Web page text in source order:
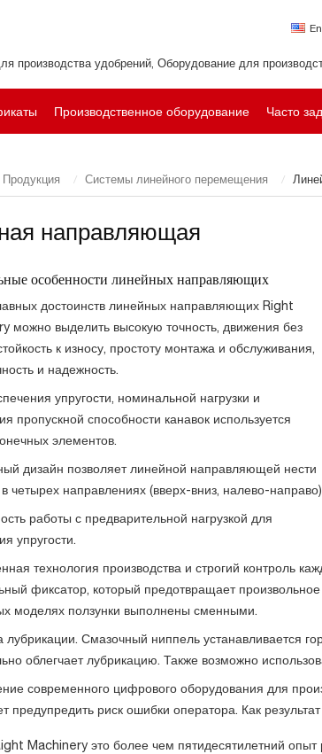
производства удобрений, Оборудование для
Производственное оборудование Часто
Продукция Системы линейного перемещения
направляющая
особенности линейных направляющих
достоинств линейных направляющих Right
можно выделить высокую точность, движения без
к износу, простоту монтажа и обслуживания,
и надежность.
упругости, номинальной нагрузки и
пропускной способности канавок используется
элементов.
дизайн позволяет линейной направляющей нести
в четырех направлениях (вверх-вниз, налево-
работы с предварительной нагрузкой для
упругости.
технология производства и строгий контроль
фиксатор, который предотвращает
моделях ползунки выполнены сменными.
лубрикации. Смазочный ниппель устанавливается
облегчает лубрикацию. Также возможно
современного цифрового оборудования для
предупредить риск ошибки оператора. Как
Machinery это более чем пятидесятилетний